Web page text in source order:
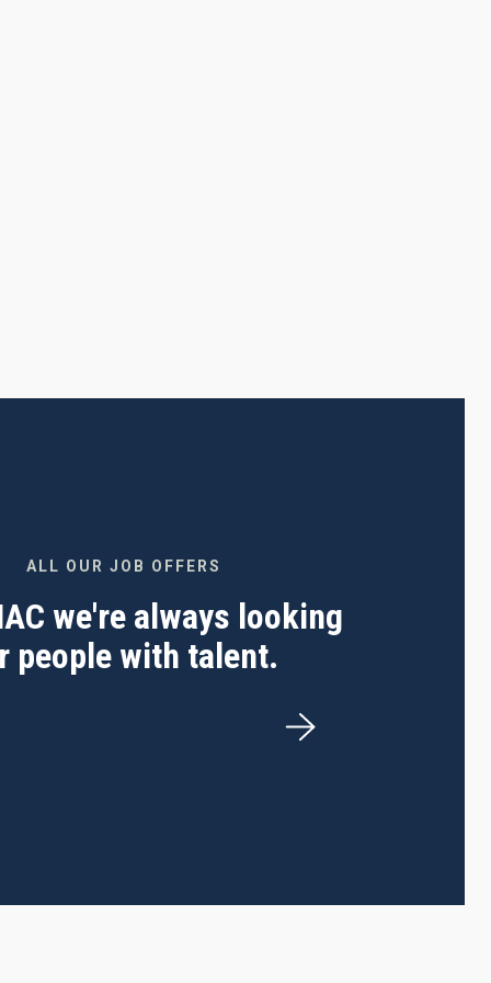
ALL OUR JOB OFFERS
we're always looking
people with talent.